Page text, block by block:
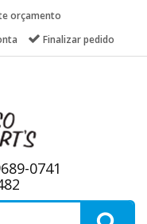
orçamento
Finalizar pedido
0741